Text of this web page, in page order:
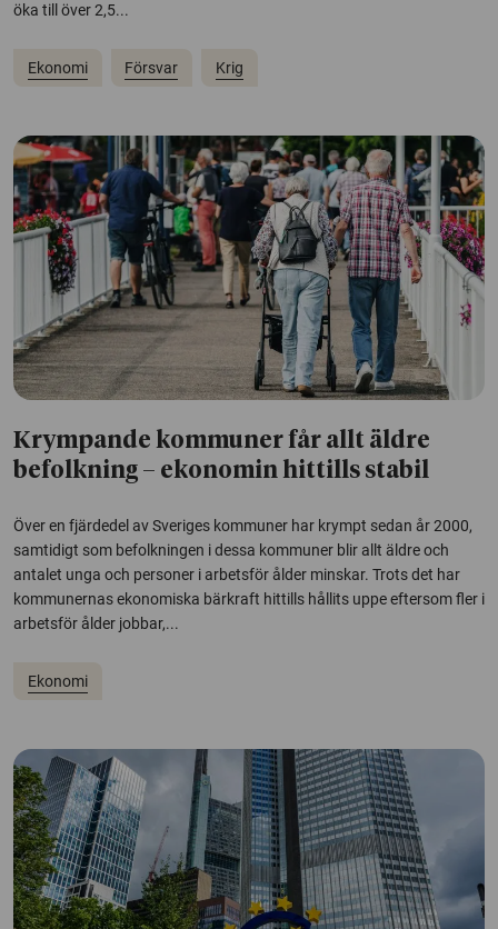
öka till över 2,5...
Ekonomi Försvar Krig
Krympande kommuner får allt äldre
befolkning – ekonomin hittills stabil
Över en fjärdedel av Sveriges kommuner har krympt sedan år 2000,
samtidigt som befolkningen i dessa kommuner blir allt äldre och
antalet unga och personer i arbetsför ålder minskar. Trots det har
kommunernas ekonomiska bärkraft hittills hållits uppe eftersom fler i
arbetsför ålder jobbar,...
Ekonomi